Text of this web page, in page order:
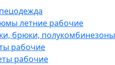
летние рабочие
брюки, полукомбинезоны
рабочие
рабочие